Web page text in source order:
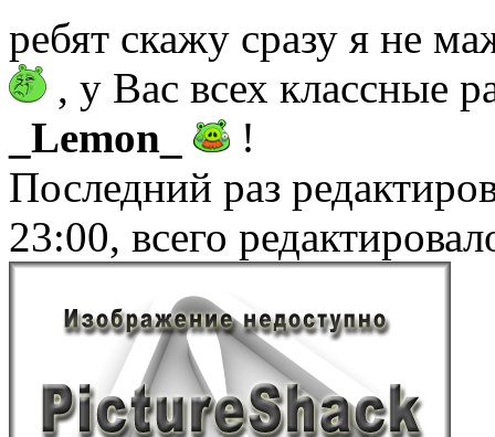
ребят скажу сразу я не
, у Вас всех классные
_Lemon_
!
Последний раз
23:00, всего